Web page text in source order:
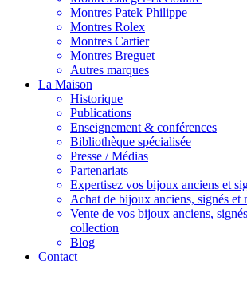
Montres Patek Philippe
Montres Rolex
Montres Cartier
Montres Breguet
Autres marques
La Maison
Historique
Publications
Enseignement & conférences
Bibliothèque spécialisée
Presse / Médias
Partenariats
Expertisez vos bijoux anciens et
Achat de bijoux anciens, signés et
Vente de vos bijoux anciens,
collection
Blog
Contact